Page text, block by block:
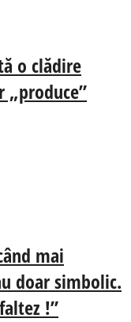
o clădire
„produce”
mai
doar simbolic.
!”